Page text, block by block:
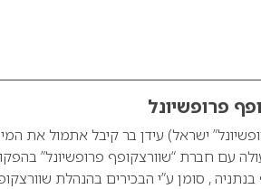
פרופשיונל
ישראל) עידן בר קיבל אתמול את
עם חברת “שוורצקופף פרופשיונל”
, סומן ע”י הבכירים בהנהלת